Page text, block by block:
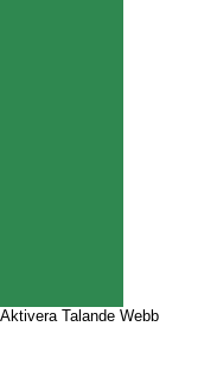
Aktivera Talande Webb